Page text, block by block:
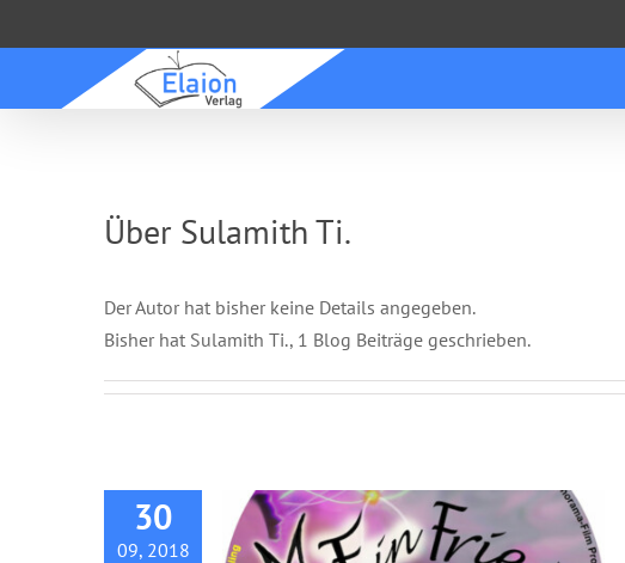
Inhalt
Über Sulamith Ti.
Der Autor hat bisher keine Details angegeben.
Bisher hat Sulamith Ti., 1 Blog Beiträge geschrieben.
30
09, 2018
DVD: M-D- Ein Friede